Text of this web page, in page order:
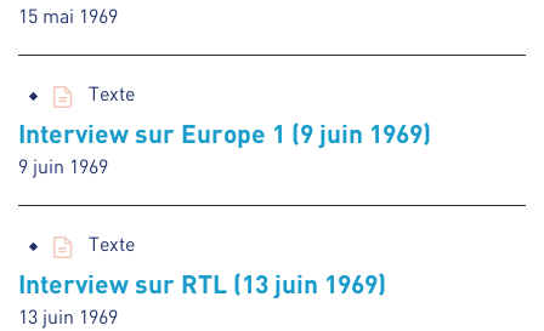
15 mai 1969
Texte
Interview sur Europe 1 (9 juin 1969)
9 juin 1969
Texte
Interview sur RTL (13 juin 1969)
13 juin 1969